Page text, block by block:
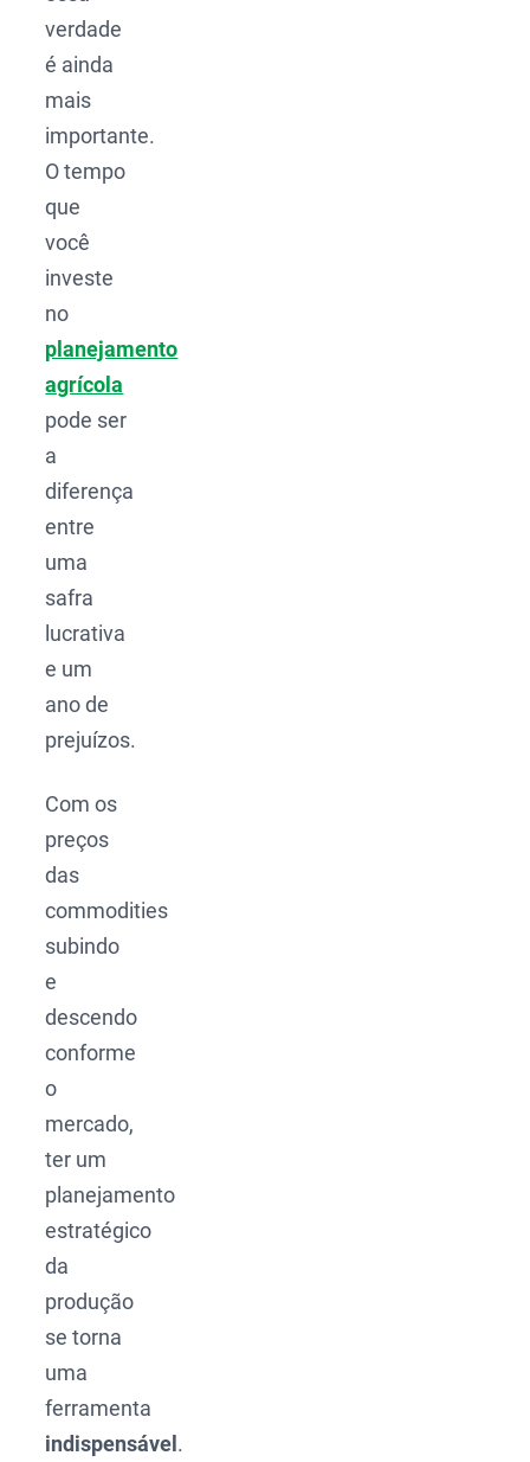
verdade
é ainda
mais
importante.
O tempo
que
você
investe
no
planejamento
agrícola
pode ser
a
diferença
entre
uma
safra
lucrativa
e um
ano de
prejuízos.
Com os
preços
das
commodities
subindo
e
descendo
conforme
o
mercado,
ter um
planejamento
estratégico
da
produção
se torna
uma
ferramenta
indispensável .